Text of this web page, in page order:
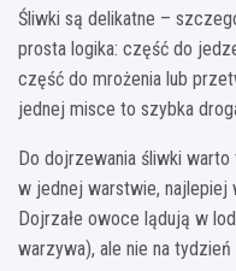
Śliwki są delikatne –
prosta logika: część do
część do mrożenia lub
jednej misce to szybka
Do dojrzewania śliwki
w jednej warstwie, najlepiej
Dojrzałe owoce lądują w
warzywa), ale nie na